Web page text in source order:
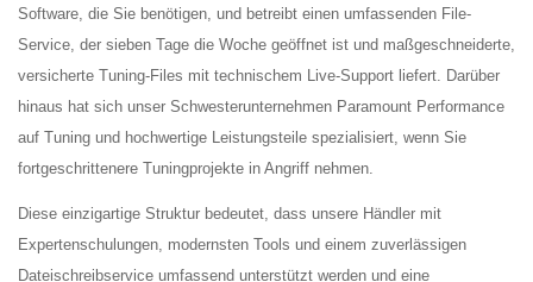
Software, die Sie benötigen, und betreibt einen umfassenden File-
Service, der sieben Tage die Woche geöffnet ist und maßgeschneiderte,
versicherte Tuning-Files mit technischem Live-Support liefert. Darüber
hinaus hat sich unser Schwesterunternehmen Paramount Performance
auf Tuning und hochwertige Leistungsteile spezialisiert, wenn Sie
fortgeschrittenere Tuningprojekte in Angriff nehmen.
Diese einzigartige Struktur bedeutet, dass unsere Händler mit
Expertenschulungen, modernsten Tools und einem zuverlässigen
Dateischreibservice umfassend unterstützt werden und eine